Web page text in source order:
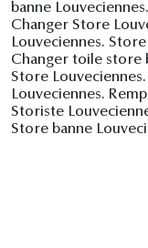
banne
Changer Store
Louveciennes.
Changer toile store
Store
Louveciennes.
Storiste
Store banne